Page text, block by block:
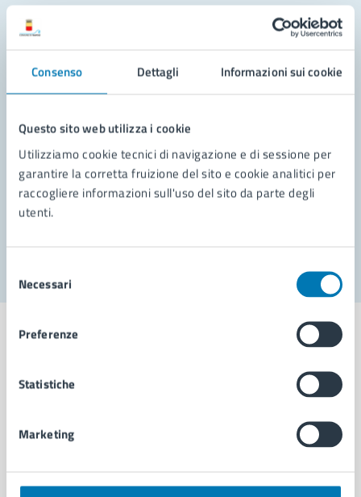
Consenso Dettagli Informazioni sui cookie
Questo sito web utilizza i cookie
Utilizziamo cookie tecnici di navigazione e di sessione per
garantire la corretta fruizione del sito e cookie analitici per
raccogliere informazioni sull'uso del sito da parte degli
utenti.
delNecessari
Preferenze
Statistiche
Marketing
Leggi le domande frequenti
Richiedi assistenza
Prenota appuntamento
Problemi in città
Comune di Napoli
AMMINISTRAZIONE
Organi di governo